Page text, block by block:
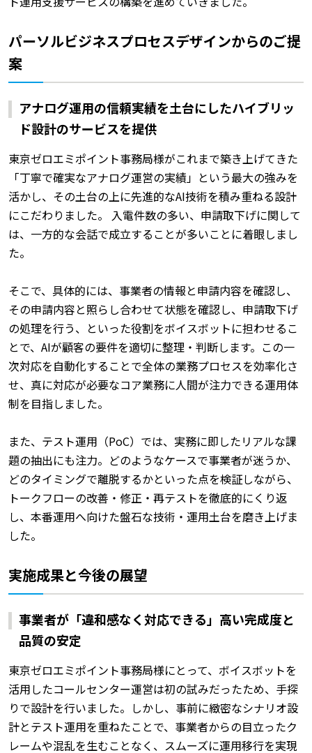
パーソルビジネスプロセスデザインからのご提
案
アナログ運用の信頼実績を土台にしたハイブリッ
ド設計のサービスを提供
東京ゼロエミポイント事務局様がこれまで築き上げてきた
「丁寧で確実なアナログ運営の実績」という最大の強みを
活かし、その土台の上に先進的なAI技術を積み重ねる設計
にこだわりました。 入電件数の多い、申請取下げに関して
は、一方的な会話で成立することが多いことに着眼しまし
た。
そこで、具体的には、事業者の情報と申請内容を確認し、
その申請内容と照らし合わせて状態を確認し、申請取下げ
の処理を行う、といった役割をボイスボットに担わせるこ
とで、AIが顧客の要件を適切に整理・判断します。この一
次対応を自動化することで全体の業務プロセスを効率化さ
せ、真に対応が必要なコア業務に人間が注力できる運用体
制を目指しました。
また、テスト運用（PoC）では、実務に即したリアルな課
題の抽出にも注力。どのようなケースで事業者が迷うか、
どのタイミングで離脱するかといった点を検証しながら、
トークフローの改善・修正・再テストを徹底的にくり返
し、本番運用へ向けた盤石な技術・運用土台を磨き上げま
した。
実施成果と今後の展望
事業者が「違和感なく対応できる」高い完成度と
品質の安定
東京ゼロエミポイント事務局様にとって、ボイスボットを
活用したコールセンター運営は初の試みだったため、手探
りで設計を行いました。しかし、事前に緻密なシナリオ設
計とテスト運用を重ねたことで、事業者からの目立ったク
レームや混乱を生むことなく、スムーズに運用移行を実現